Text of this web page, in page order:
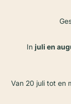
In juli en
Van 20 juli tot en